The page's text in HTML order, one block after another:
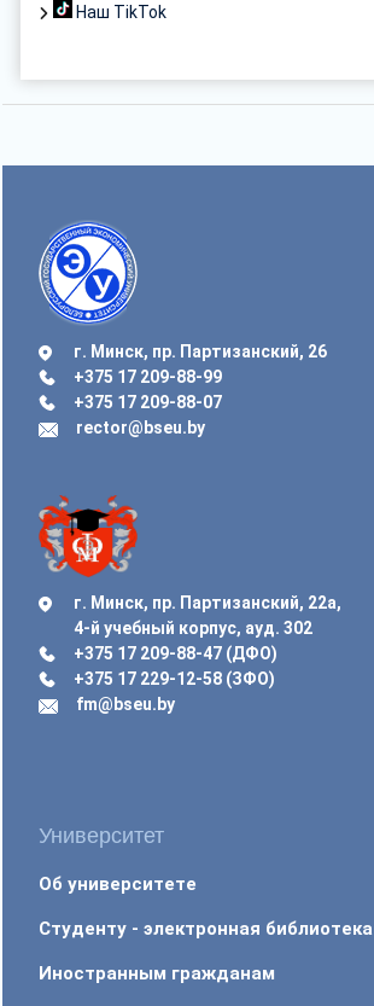
Наш TikTok
г. Минск, пр. Партизанский, 26
+375 17 209-88-99
+375 17 209-88-07
rector@bseu.by
г. Минск, пр. Партизанский, 22а,
4-й учебный корпус, ауд. 302
+375 17 209-88-47 (ДФО)
+375 17 229-12-58 (ЗФО)
fm@bseu.by
Университет
Об университете
Студенту - электронная библиотека
Иностранным гражданам